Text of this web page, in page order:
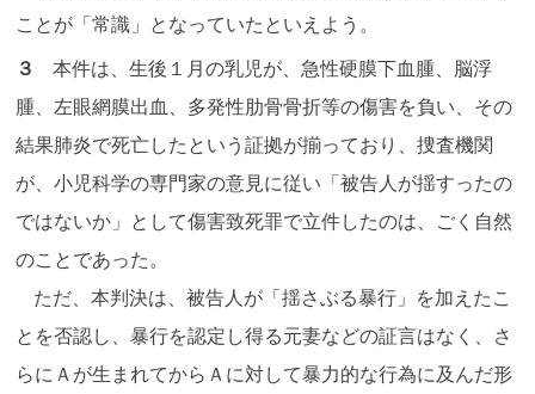
ことが「常識」となっていたといえよう。
３
本件は、生後１月の乳児が、急性硬膜下血腫、脳浮
腫、左眼網膜出血、多発性肋骨骨折等の傷害を負い、その
結果肺炎で死亡したという証拠が揃っており、捜査機関
が、小児科学の専門家の意見に従い「被告人が揺すったの
ではないか」として傷害致死罪で立件したのは、ごく自然
のことであった。
ただ、本判決は、被告人が「揺さぶる暴行」を加えたこ
とを否認し、暴行を認定し得る元妻などの証言はなく、さ
らにＡが生まれてからＡに対して暴力的な行為に及んだ形